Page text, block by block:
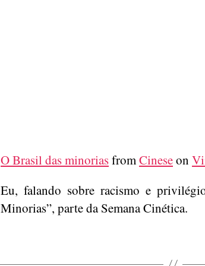
O Brasil das minoriasfromCineseon
Eu, falando sobre racismo e
Minorias”, parte da Semana Cinética.